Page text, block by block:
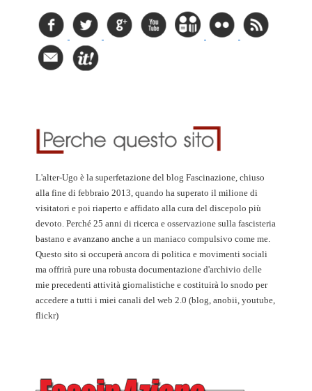
L'alter-Ugo è la superfetazione del blog Fascinazione, chiuso
alla fine di febbraio 2013, quando ha superato il milione di
visitatori e poi riaperto e affidato alla cura del discepolo più
devoto. Perché 25 anni di ricerca e osservazione sulla fascisteria
bastano e avanzano anche a un maniaco compulsivo come me.
Questo sito si occuperà ancora di politica e movimenti sociali
ma offrirà pure una robusta documentazione d'archivio delle
mie precedenti attività giornalistiche e costituirà lo snodo per
accedere a tutti i miei canali del web 2.0 (blog, anobii, youtube,
flickr)